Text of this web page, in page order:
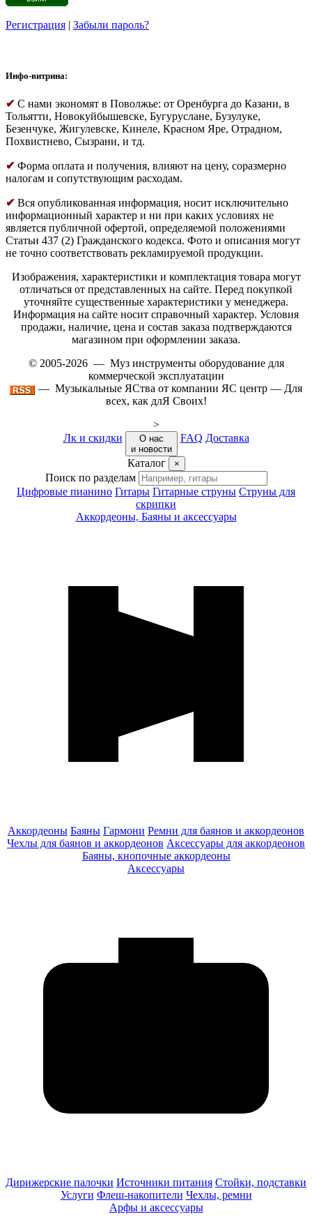
Регистрация | Забыли пароль?
Инфо-витрина:
✔ С нами экономят в Поволжье: от Оренбурга до Казани, в
Тольятти, Новокуйбышевске, Бугуруслане, Бузулуке,
Безенчуке, Жигулевске, Кинеле, Красном Яре, Отрадном,
Похвистнево, Сызрани, и тд.
✔ Форма оплата и получения, влияют на цену, соразмерно
налогам и сопутствующим расходам.
✔ Вся опубликованная информация, носит исключительно
информационный характер и ни при каких условиях не
является публичной офертой, определяемой положениями
Статьи 437 (2) Гражданского кодекса. Фото и описания могут
не точно соответствовать рекламируемой продукции.
Изображения, характеристики и комплектация товара могут
отличаться от представленных на сайте. Перед покупкой
уточняйте существенные характеристики у менеджера.
Информация на сайте носит справочный характер. Условия
продажи, наличие, цена и состав заказа подтверждаются
магазином при оформлении заказа.
© 2005-2026 — Муз инструменты оборудование для
коммерческой эксплуатации
— Музыкальные ЯСтва от компании ЯС центр — Для
всех, как длЯ Своих!
>
Лк и скидки
О нас
и новости
FAQ Доставка
Каталог ×
Поиск по разделам
Цифровые пианино Гитары Гитарные струны Струны для
скрипки
Аккордеоны, Баяны и аксессуары
Аккордеоны Баяны Гармони Ремни для баянов и аккордеонов
Чехлы для баянов и аккордеонов Аксессуары для аккордеонов
Баяны, кнопочные аккордеоны
Аксессуары
Дирижерские палочки Источники питания Стойки, подставки
Услуги Флеш-накопители Чехлы, ремни
Арфы и аксессуары